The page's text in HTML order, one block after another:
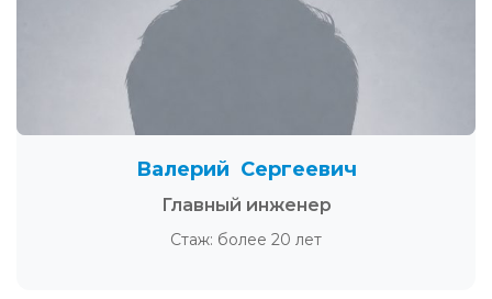
Валерий Сергеевич
Главный инженер
Стаж: более 20 лет